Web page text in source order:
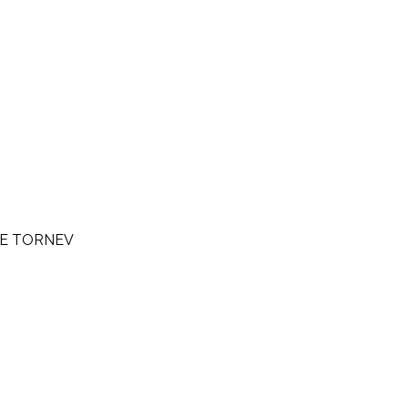
TORNEV